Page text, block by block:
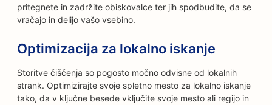
pritegnete in zadržite obiskovalce ter jih spodbudite, da se
vračajo in delijo vašo vsebino.
Optimizacija za lokalno iskanje
Storitve čiščenja so pogosto močno odvisne od lokalnih
strank. Optimizirajte svoje spletno mesto za lokalno iskanje
tako, da v ključne besede vključite svoje mesto ali regijo in